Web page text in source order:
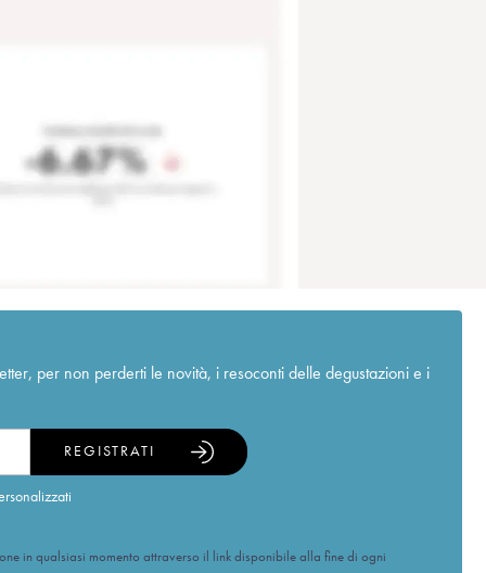
per non perderti le novità, i resoconti delle degustazioni e i
REGISTRATI
in qualsiasi momento attraverso il link disponibile alla fine di ogni